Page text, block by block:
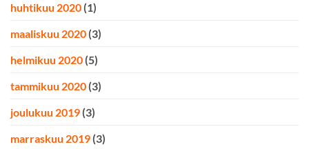
huhtikuu 2020 (1)
maaliskuu 2020 (3)
helmikuu 2020 (5)
tammikuu 2020 (3)
joulukuu 2019 (3)
marraskuu 2019 (3)